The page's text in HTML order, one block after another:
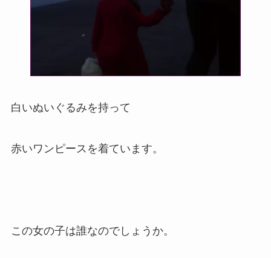
白いぬいぐるみを持って
赤いワンピースを着ています。
この女の子は誰なのでしょうか。